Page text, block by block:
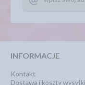
INFORMACJE
Kontakt
Dostawa i koszty wysyłki